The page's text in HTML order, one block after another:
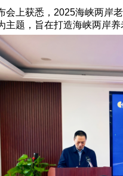
上获悉，2025海峡两岸
主题，旨在打造海峡两岸